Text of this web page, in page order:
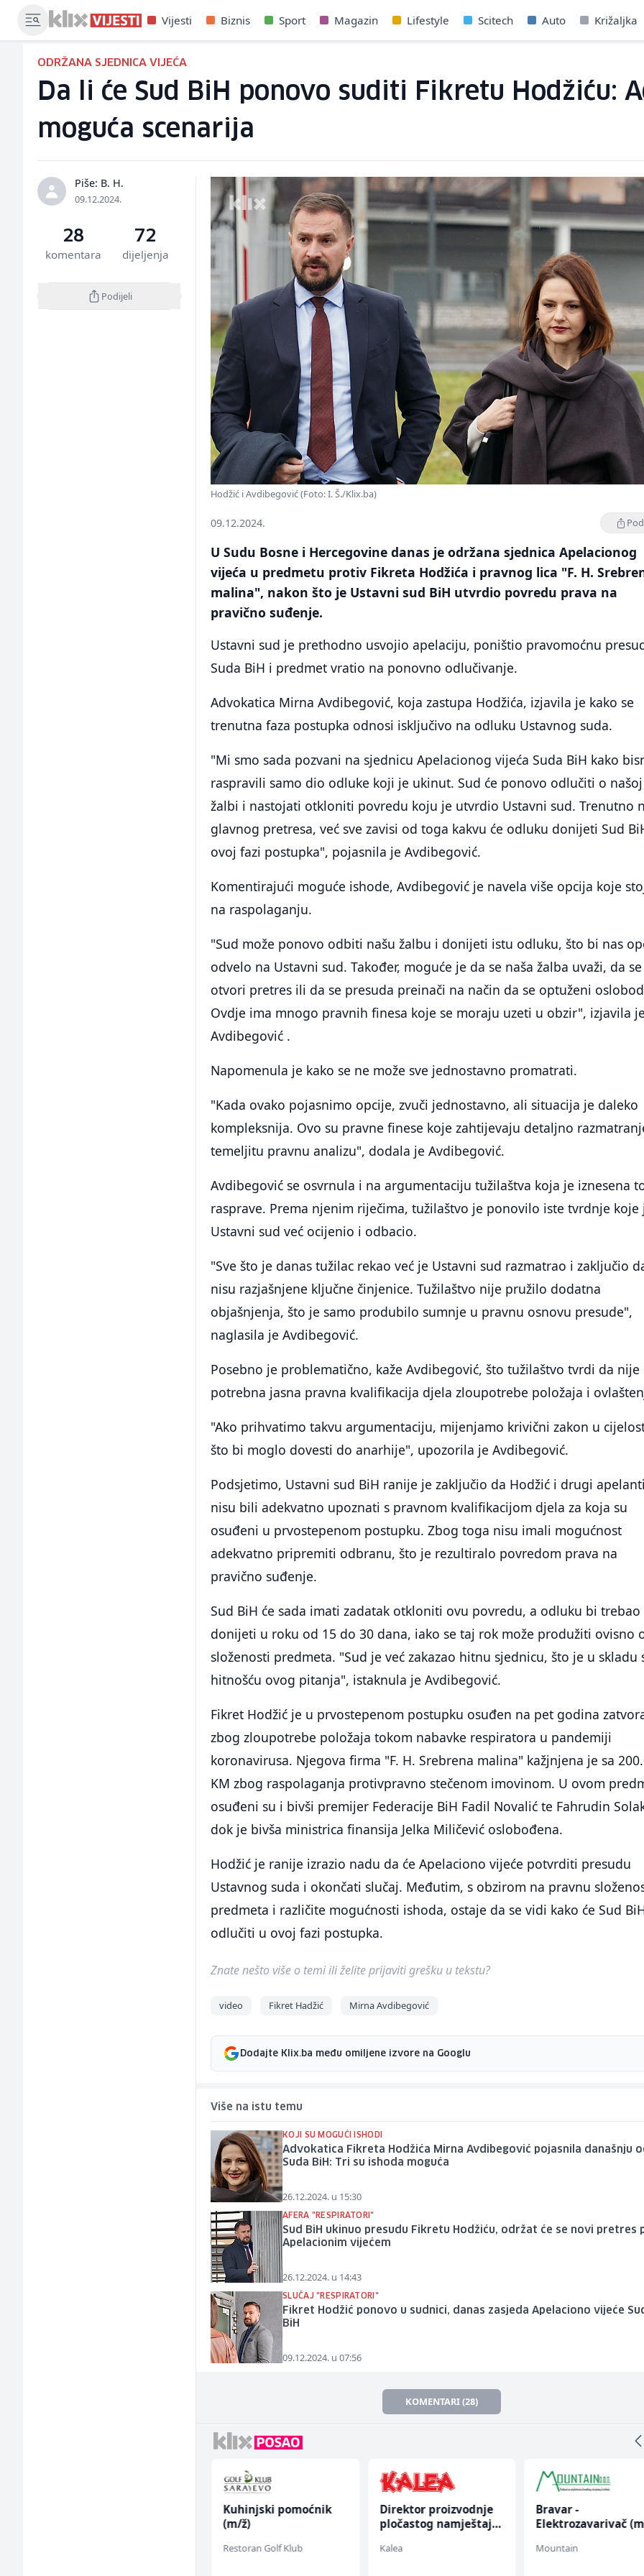
Vijesti Biznis Sport Magazin Lifestyle Scitech Auto Križaljka
ODRŽANA SJEDNICA VIJEĆA
Da li će Sud BiH ponovo suditi Fikretu Hodžiću:
moguća scenarija
Piše: B. H.
09.12.2024.
28
komentara
72
dijeljenja
Podijeli
Hodžić i Avdibegović (Foto: I. Š./Klix.ba)
09.12.2024.
U Sudu Bosne i Hercegovine danas je održana sjednica Apelacionog
vijeća u predmetu protiv Fikreta Hodžića i pravnog lica "F. H.
malina", nakon što je Ustavni sud BiH utvrdio povredu prava na
pravično suđenje.
Ustavni sud je prethodno usvojio apelaciju, poništio pravomoćnu
Suda BiH i predmet vratio na ponovno odlučivanje.
Advokatica Mirna Avdibegović, koja zastupa Hodžića, izjavila je kako se
trenutna faza postupka odnosi isključivo na odluku Ustavnog suda.
"Mi smo sada pozvani na sjednicu Apelacionog vijeća Suda BiH kako
raspravili samo dio odluke koji je ukinut. Sud će ponovo odlučiti o našoj
žalbi i nastojati otkloniti povredu koju je utvrdio Ustavni sud. Trenutno
glavnog pretresa, već sve zavisi od toga kakvu će odluku donijeti Sud
ovoj fazi postupka", pojasnila je Avdibegović.
Komentirajući moguće ishode, Avdibegović je navela više opcija koje
na raspolaganju.
"Sud može ponovo odbiti našu žalbu i donijeti istu odluku, što bi nas
odvelo na Ustavni sud. Također, moguće je da se naša žalba uvaži, da se
otvori pretres ili da se presuda preinači na način da se optuženi
Ovdje ima mnogo pravnih finesa koje se moraju uzeti u obzir", izjavila je
Avdibegović .
Napomenula je kako se ne može sve jednostavno promatrati.
"Kada ovako pojasnimo opcije, zvuči jednostavno, ali situacija je daleko
kompleksnija. Ovo su pravne finese koje zahtijevaju detaljno
temeljitu pravnu analizu", dodala je Avdibegović.
Avdibegović se osvrnula i na argumentaciju tužilaštva koja je iznesena
rasprave. Prema njenim riječima, tužilaštvo je ponovilo iste tvrdnje koje
Ustavni sud već ocijenio i odbacio.
"Sve što je danas tužilac rekao već je Ustavni sud razmatrao i zaključio
nisu razjašnjene ključne činjenice. Tužilaštvo nije pružilo dodatna
objašnjenja, što je samo produbilo sumnje u pravnu osnovu presude",
naglasila je Avdibegović.
Posebno je problematično, kaže Avdibegović, što tužilaštvo tvrdi da nije
potrebna jasna pravna kvalifikacija djela zloupotrebe položaja i
"Ako prihvatimo takvu argumentaciju, mijenjamo krivični zakon u
što bi moglo dovesti do anarhije", upozorila je Avdibegović.
Podsjetimo, Ustavni sud BiH ranije je zaključio da Hodžić i drugi apelanti
nisu bili adekvatno upoznati s pravnom kvalifikacijom djela za koja su
osuđeni u prvostepenom postupku. Zbog toga nisu imali mogućnost
adekvatno pripremiti odbranu, što je rezultiralo povredom prava na
pravično suđenje.
Sud BiH će sada imati zadatak otkloniti ovu povredu, a odluku bi trebao
donijeti u roku od 15 do 30 dana, iako se taj rok može produžiti ovisno
složenosti predmeta. "Sud je već zakazao hitnu sjednicu, što je u skladu
hitnošću ovog pitanja", istaknula je Avdibegović.
Fikret Hodžić je u prvostepenom postupku osuđen na pet godina
zbog zloupotrebe položaja tokom nabavke respiratora u pandemiji
koronavirusa. Njegova firma "F. H. Srebrena malina" kažjnjena je sa
KM zbog raspolaganja protivpravno stečenom imovinom. U ovom
osuđeni su i bivši premijer Federacije BiH Fadil Novalić te Fahrudin
dok je bivša ministrica finansija Jelka Miličević oslobođena.
Hodžić je ranije izrazio nadu da će Apelaciono vijeće potvrditi presudu
Ustavnog suda i okončati slučaj. Međutim, s obzirom na pravnu
predmeta i različite mogućnosti ishoda, ostaje da se vidi kako će Sud
odlučiti u ovoj fazi postupka.
Znate nešto više o temi ili želite prijaviti grešku u tekstu?
video Fikret Hadžić Mirna Avdibegović
Dodajte Klix.ba među omiljene izvore na Googlu
Više na istu temu
KOJI SU MOGUĆI ISHODI
Advokatica Fikreta Hodžića Mirna Avdibegović pojasnila današnju
Suda BiH: Tri su ishoda moguća
26.12.2024. u 15:30
AFERA "RESPIRATORI"
Sud BiH ukinuo presudu Fikretu Hodžiću, održat će se novi pretres
Apelacionim vijećem
26.12.2024. u 14:43
SLUČAJ "RESPIRATORI"
Fikret Hodžić ponovo u sudnici, danas zasjeda Apelaciono vijeće
BiH
09.12.2024. u 07:56
KOMENTARI (28)
Kuhinjski pomoćnik
(m/ž)
Restoran Golf Klub
Direktor proizvodnje
pločastog namještaja
Kalea
Bravar -
Elektrozavarivač
Mountain